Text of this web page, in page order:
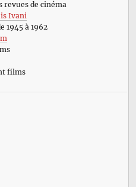
revues de cinéma
Ivani
1945 à 1962
films